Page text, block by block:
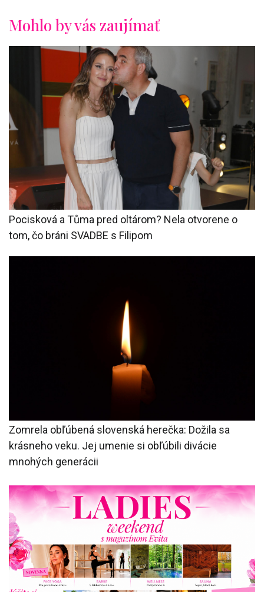
Mohlo by vás zaujímať
Pocisková a Tůma pred oltárom? Nela otvorene o
tom, čo bráni SVADBE s Filipom
Zomrela obľúbená slovenská herečka: Dožila sa
krásneho veku. Jej umenie si obľúbili divácie
mnohých generácii